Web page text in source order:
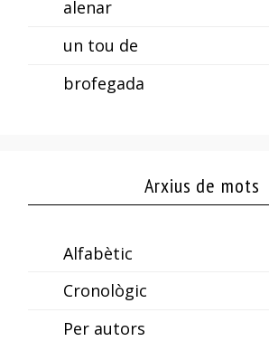
alenar
un tou de
brofegada
Arxius de mots
Alfabètic
Cronològic
Per autors